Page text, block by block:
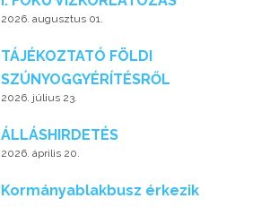
2026. augusztus 01.
TÁJÉKOZTATÓ FÖLDI
SZÚNYOGGYÉRÍTÉSRŐL
2026. július 23.
ÁLLÁSHIRDETÉS
2026. április 20.
Kormányablakbusz érkezik